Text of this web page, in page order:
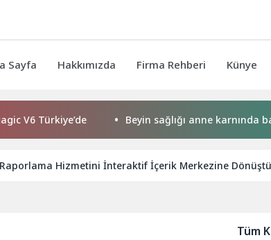
Sayfa Hakkımızda Firma Rehberi Künye
Beyin sağlığı anne karnında başlıyor!
Hizmetini İnteraktif İçerik Merkezine
Tüm